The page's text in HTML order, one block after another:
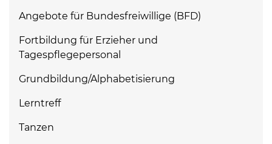
Angebote für Bundesfreiwillige (BFD)
Fortbildung für Erzieher und
Tagespflegepersonal
Grundbildung/Alphabetisierung
Lerntreff
Tanzen